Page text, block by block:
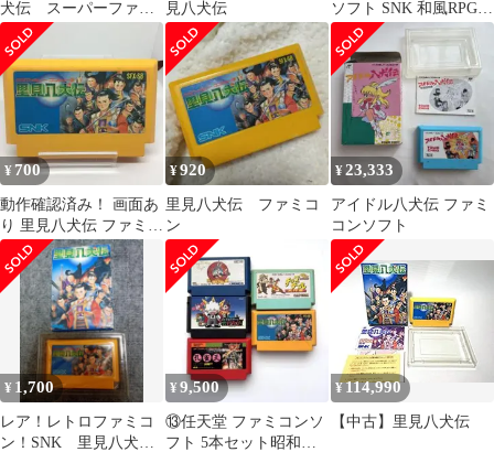
犬伝 スーパーファミ
コン ソフト
見八犬伝
ソフト SNK 和風RPG
好きには ささるよ知
らんけど！
¥700
動作確認済み！ 画面あ
り 里見八犬伝 ファミコ
ンソフト 本体
¥920
里見八犬伝 ファミコ
ン
¥23,333
アイドル八犬伝 ファミ
コンソフト
¥ 1,700
レア！レトロファミコ
ン！SNK 里見八犬
¥9,500
⑬任天堂 ファミコンソ
フト 5本セット昭和レ
¥114,990
【中古】里見八犬伝